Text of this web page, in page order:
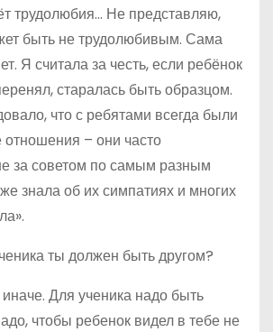
трудолюбия… Не представляю,
быть не трудолюбивым. Сама
Я считала за честь, если ребёнок
старалась быть образцом.
что с ребятами всегда были
– они часто
за советом по самым разным
знала об их симпатиях и многих
ты должен быть другом?
Для ученика надо быть
чтобы ребенок видел в тебе не